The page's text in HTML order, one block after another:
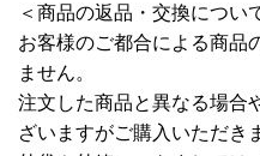
＜商品の返品・交換につい
お客様のご都合による商品
ません。
注文した商品と異なる場合
ざいますがご購入いただき